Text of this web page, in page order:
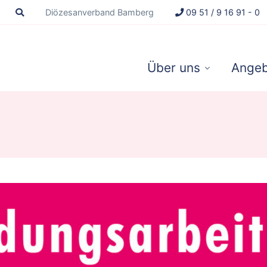
Diözesanverband Bamberg 09 51 / 9 16 91 - 0
Über uns